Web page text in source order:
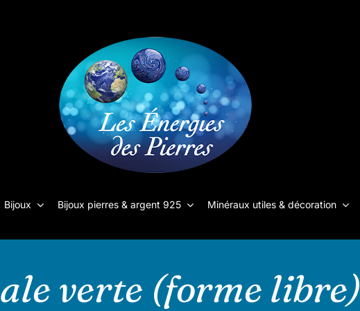
Bijoux Bijoux pierres & argent 925 Minéraux utiles & décoration
verte (forme libre)